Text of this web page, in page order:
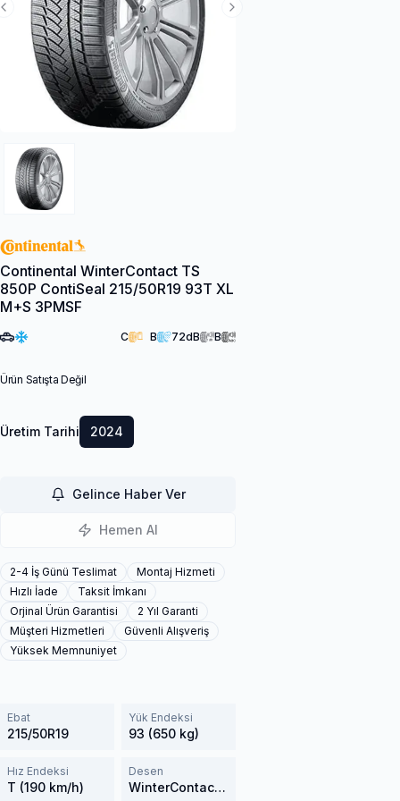
Next Slide
Previous Slide
Continental WinterContact TS
850P ContiSeal 215/50R19 93T XL
M+S 3PMSF
C B 72dB B
Ürün Satışta Değil
Üretim Tarihi 2024
Gelince Haber Ver
Hemen Al
2-4 İş Günü Teslimat
Montaj Hizmeti
Hızlı İade
Taksit İmkanı
Orjinal Ürün Garantisi
2 Yıl Garanti
Müşteri Hizmetleri
Güvenli Alışveriş
Yüksek Memnuniyet
Ebat
215/50R19
Yük Endeksi
93 (650 kg)
Hız Endeksi
T (190 km/h)
Desen
WinterContact TS 850P